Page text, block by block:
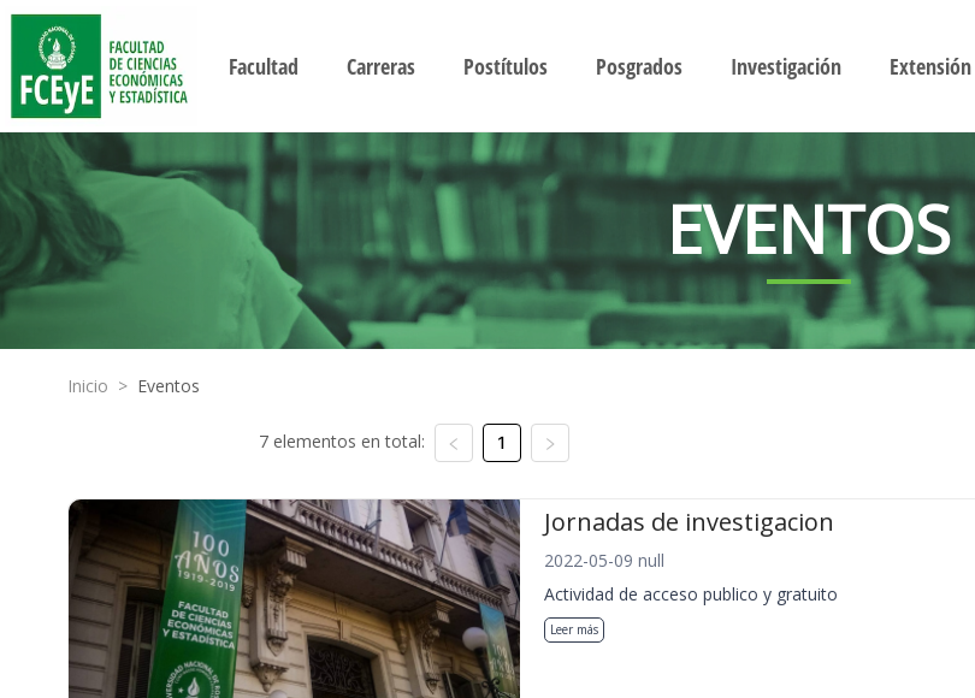
Facultad Carreras Postítulos Posgrados Investigación Extensión
EVENTOS
Inicio > Eventos
7 elementos en total: 1
Jornadas de investigacion
2022-05-09 null
Actividad de acceso publico y gratuito
Leer más